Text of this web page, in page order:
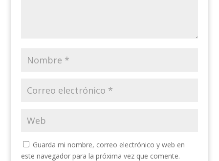
Guarda mi nombre, correo electrónico y web en
este navegador para la próxima vez que comente.